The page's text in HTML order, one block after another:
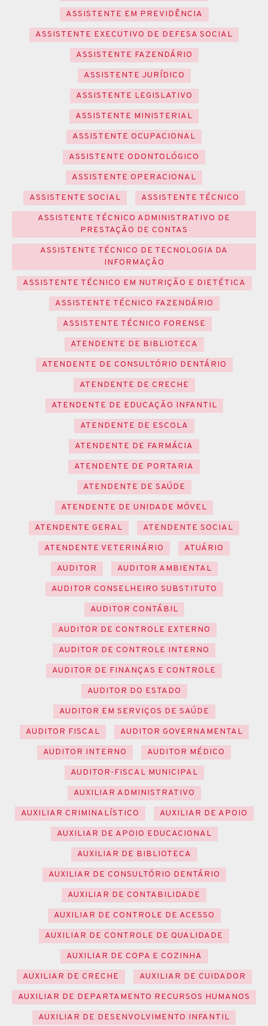
ASSISTENTE EM PREVIDÊNCIA
ASSISTENTE EXECUTIVO DE DEFESA SOCIAL
ASSISTENTE FAZENDÁRIO
ASSISTENTE JURÍDICO
ASSISTENTE LEGISLATIVO
ASSISTENTE MINISTERIAL
ASSISTENTE OCUPACIONAL
ASSISTENTE ODONTOLÓGICO
ASSISTENTE OPERACIONAL
ASSISTENTE SOCIAL
ASSISTENTE TÉCNICO
ASSISTENTE TÉCNICO ADMINISTRATIVO DE
PRESTAÇÃO DE CONTAS
ASSISTENTE TÉCNICO DE TECNOLOGIA DA
INFORMAÇÃO
ASSISTENTE TÉCNICO EM NUTRIÇÃO E DIETÉTICA
ASSISTENTE TÉCNICO FAZENDÁRIO
ASSISTENTE TÉCNICO FORENSE
ATENDENTE DE BIBLIOTECA
ATENDENTE DE CONSULTÓRIO DENTÁRIO
ATENDENTE DE CRECHE
ATENDENTE DE EDUCAÇÃO INFANTIL
ATENDENTE DE ESCOLA
ATENDENTE DE FARMÁCIA
ATENDENTE DE PORTARIA
ATENDENTE DE SAÚDE
ATENDENTE DE UNIDADE MÓVEL
ATENDENTE GERAL
ATENDENTE SOCIAL
ATENDENTE VETERINÁRIO
ATUÁRIO
AUDITOR
AUDITOR AMBIENTAL
AUDITOR CONSELHEIRO SUBSTITUTO
AUDITOR CONTÁBIL
AUDITOR DE CONTROLE EXTERNO
AUDITOR DE CONTROLE INTERNO
AUDITOR DE FINANÇAS E CONTROLE
AUDITOR DO ESTADO
AUDITOR EM SERVIÇOS DE SAÚDE
AUDITOR FISCAL
AUDITOR GOVERNAMENTAL
AUDITOR INTERNO
AUDITOR MÉDICO
AUDITOR-FISCAL MUNICIPAL
AUXILIAR ADMINISTRATIVO
AUXILIAR CRIMINALÍSTICO
AUXILIAR DE APOIO
AUXILIAR DE APOIO EDUCACIONAL
AUXILIAR DE BIBLIOTECA
AUXILIAR DE CONSULTÓRIO DENTÁRIO
AUXILIAR DE CONTABILIDADE
AUXILIAR DE CONTROLE DE ACESSO
AUXILIAR DE CONTROLE DE QUALIDADE
AUXILIAR DE COPA E COZINHA
AUXILIAR DE CRECHE
AUXILIAR DE CUIDADOR
AUXILIAR DE DEPARTAMENTO RECURSOS HUMANOS
AUXILIAR DE DESENVOLVIMENTO INFANTIL